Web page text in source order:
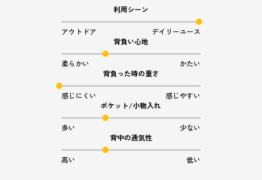
利用シーン
アウトドア
デイリーユース
背負い心地
柔らかい
かたい
背負った時の重さ
感じにくい
感じやすい
ポケット/小物入れ
多い
少ない
背中の通気性
高い 低い